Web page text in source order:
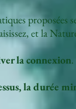
proposées
et la
la connexion.
la durée